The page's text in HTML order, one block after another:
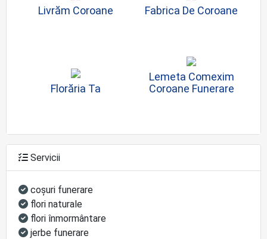
Livrăm Coroane Fabrica De Coroane
Florăria Ta
Lemeta Comexim
Coroane Funerare
Servicii
coşuri funerare
flori naturale
flori înmormântare
jerbe funerare